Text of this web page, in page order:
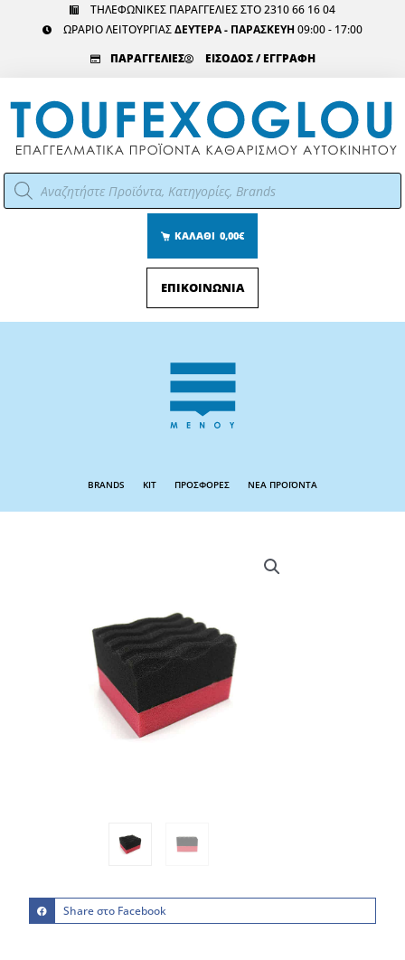
ΤΗΛΕΦΩΝΙΚΕΣ ΠΑΡΑΓΓΕΛΙΕΣ ΣΤΟ 2310 66 16 04
ΩΡΑΡΙΟ ΛΕΙΤΟΥΡΓΙΑΣΔΕΥΤΕΡΑ - ΠΑΡΑΣΚΕΥΗ 09:00 - 17:00
ΠΑΡΑΓΓΕΛΙΕΣ
ΕΙΣΟΔΟΣ / ΕΓΓΡΑΦΗ
Αναζήτηση
προϊόντων
ΚΑΛΑΘΙ 0,00€
ΕΠΙΚΟΙΝΩΝΙΑ
Menu
BRANDS KIT ΠΡΟΣΦΟΡΕΣ ΝΕΑ ΠΡΟΪΟΝΤΑ
Share στο Facebook